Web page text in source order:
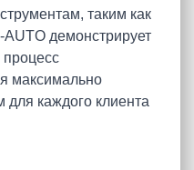
таким как
AUTO демонстрирует
процесс
максимально
каждого клиента